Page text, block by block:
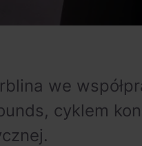
we
cyklem